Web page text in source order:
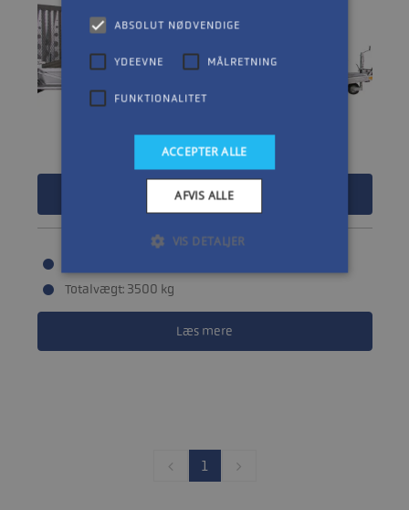
72.475DKK
Totalvægt: 3500 kg
Læs mere
1
ABSOLUT NØDVENDIGE
YDEEVNE MÅLRETNING
FUNKTIONALITET
ACCEPTER ALLE
AFVIS ALLE
VIS DETALJER